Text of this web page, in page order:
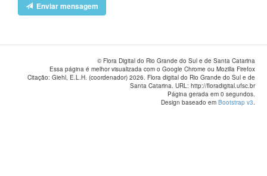
Enviar mensagem
© Flora Digital do Rio Grande do Sul e de Santa Catarina
Essa página é melhor visualizada com o Google Chrome ou Mozilla Firefox
Citação: Giehl, E.L.H. (coordenador) 2026. Flora digital do Rio Grande do Sul e de
Santa Catarina. URL: http://floradigital.ufsc.br
Página gerada em 0 segundos.
Design baseado em Bootstrap v3.